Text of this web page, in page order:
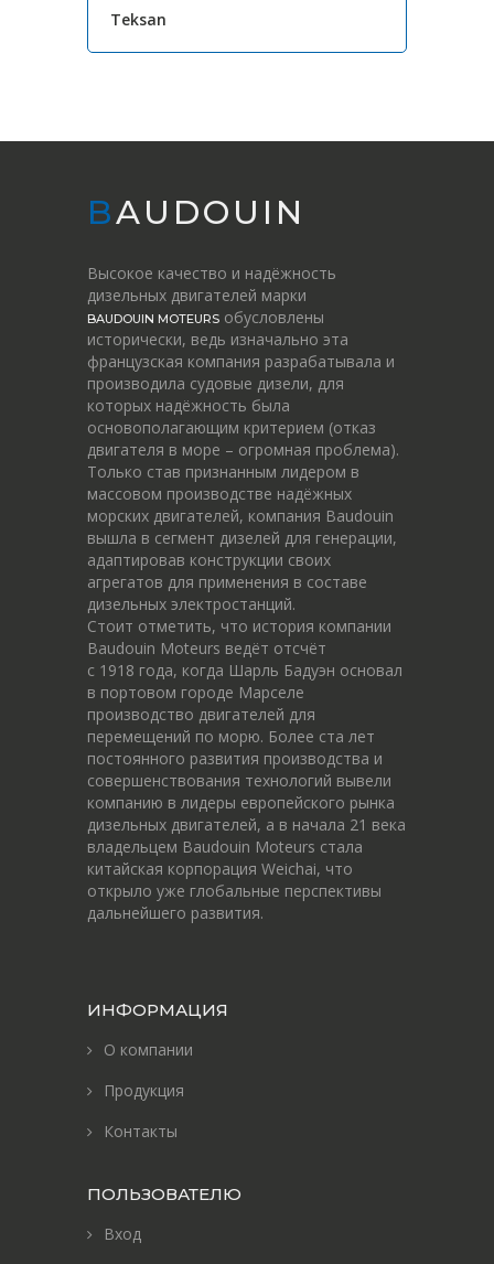
Teksan
BAUDOUIN
Высокое качество и надёжность
дизельных двигателей марки
BAUDOUIN MOTEURS обусловлены
исторически, ведь изначально эта
французская компания разрабатывала и
производила судовые дизели, для
которых надёжность была
основополагающим критерием (отказ
двигателя в море – огромная проблема).
Только став признанным лидером в
массовом производстве надёжных
морских двигателей, компания Baudouin
вышла в сегмент дизелей для генерации,
адаптировав конструкции своих
агрегатов для применения в составе
дизельных электростанций.
Стоит отметить, что история компании
Baudouin Moteurs ведёт отсчёт
c 1918 года, когда Шарль Бадуэн основал
в портовом городе Марселе
производство двигателей для
перемещений по морю. Более ста лет
постоянного развития производства и
совершенствования технологий вывели
компанию в лидеры европейского рынка
дизельных двигателей, а в начала 21 века
владельцем Baudouin Moteurs стала
китайская корпорация Weichai, что
открыло уже глобальные перспективы
дальнейшего развития.
ИНФОРМАЦИЯ
О компании
Продукция
Контакты
ПОЛЬЗОВАТЕЛЮ
Вход